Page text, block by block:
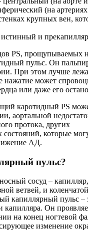
(на
крупных вен,
и
PS, прощупываемых
пульс. Он
При этом лучше
нажатие может
или даже его
каротидный PS
аортальной
протока, других
состояний, которые
АД.
пульс?
сосуд – капилляр,
ветвей, и
капиллярный пульс –
капилляра. Он
на конец ногтевой
изменение